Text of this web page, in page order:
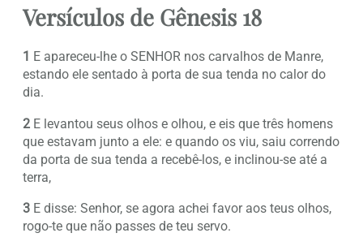
Versículos de Gênesis 18
1 E apareceu-lhe o SENHOR nos carvalhos de Manre,
estando ele sentado à porta de sua tenda no calor do
dia.
2 E levantou seus olhos e olhou, e eis que três homens
que estavam junto a ele: e quando os viu, saiu correndo
da porta de sua tenda a recebê-los, e inclinou-se até a
terra,
3 E disse: Senhor, se agora achei favor aos teus olhos,
rogo-te que não passes de teu servo.